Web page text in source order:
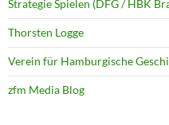
Strategie Spielen (DFG / HBK
Thorsten Logge
Verein für Hamburgische
zfm Media Blog